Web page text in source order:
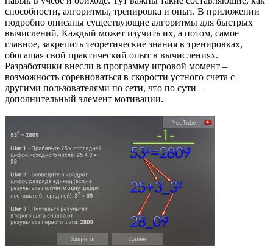
способности, алгоритмы, тренировка и опыт. В приложении
подробно описаны существующие алгоритмы для быстрых
вычислений. Каждый может изучить их, а потом, самое
главное, закрепить теоретические знания в тренировках,
обогащая свой практический опыт в вычислениях.
Разработчики внесли в программу игровой момент –
возможность соревноваться в скорости устного счета с
другими пользователями по сети, что по сути –
дополнительный элемент мотивации.